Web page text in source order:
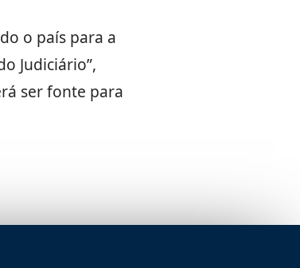
o país para a
Judiciário”,
ser fonte para